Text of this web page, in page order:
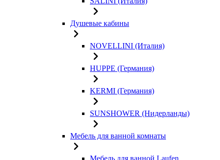
Душевые кабины
NOVELLINI (Италия)
HUPPE (Германия)
KERMI (Германия)
SUNSHOWER (Нидерланды)
Мебель для ванной комнаты
Мебель для ванной Laufen